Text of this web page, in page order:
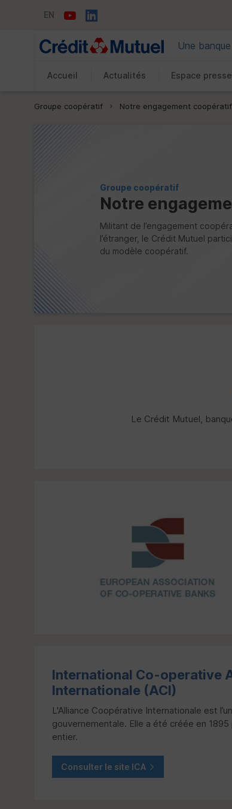
EN
Une
Accueil Actualités Espace
Vous êtes ici:
Groupe coopératif Notre engagement coopératif
Groupe coopératif
Notre
Militant de l’engagement
l’étranger, le Crédit Mutuel
du modèle coopératif.
Le Crédit Mutuel,
International Co-operative
Internationale (ACI)
L'Alliance Coopérative Internationale est
gouvernementale. Elle a été créée en
entier.
Consulter le site ICA